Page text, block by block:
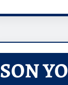
SON